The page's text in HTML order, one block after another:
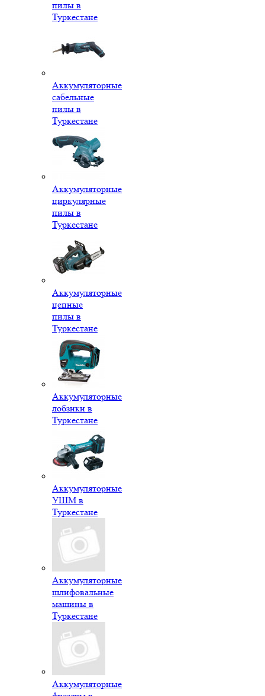
пилы в
Туркестане
Аккумуляторные
сабельные
пилы в
Туркестане
Аккумуляторные
циркулярные
пилы в
Туркестане
Аккумуляторные
цепные
пилы в
Туркестане
Аккумуляторные
лобзики в
Туркестане
Аккумуляторные
УШМ в
Туркестане
Аккумуляторные
шлифовальные
машины в
Туркестане
Аккумуляторные